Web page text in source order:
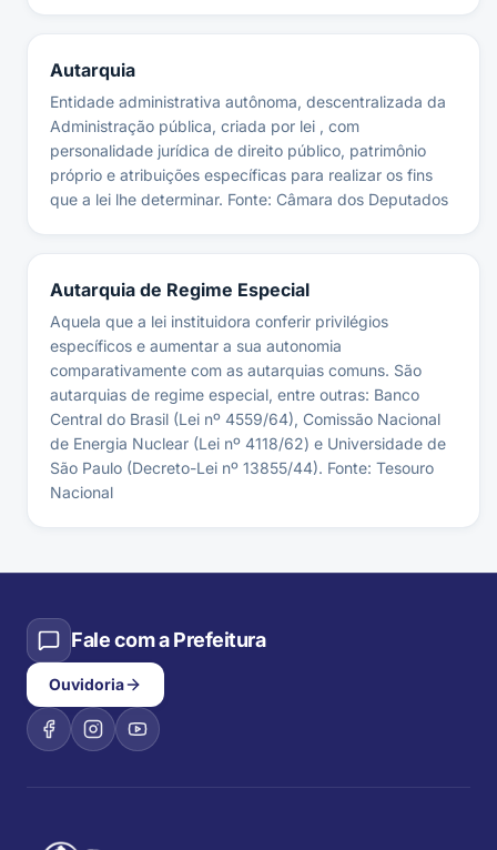
Autarquia
Entidade administrativa autônoma, descentralizada da
Administração pública, criada por lei , com
personalidade jurídica de direito público, patrimônio
próprio e atribuições específicas para realizar os fins
que a lei lhe determinar. Fonte: Câmara dos Deputados
Autarquia de Regime Especial
Aquela que a lei instituidora conferir privilégios
específicos e aumentar a sua autonomia
comparativamente com as autarquias comuns. São
autarquias de regime especial, entre outras: Banco
Central do Brasil (Lei nº 4559/64), Comissão Nacional
de Energia Nuclear (Lei nº 4118/62) e Universidade de
São Paulo (Decreto-Lei nº 13855/44). Fonte: Tesouro
Nacional
Fale com a Prefeitura
Ouvidoria